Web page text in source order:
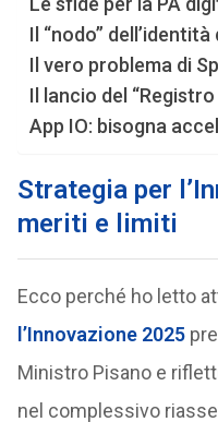
Il “nodo”
Il vero problema di
Il lancio del
App IO: bisogna
Strategia per
meriti e limiti
Ecco perché ho letto
l’Innovazione 2025
Ministro Pisano e
nel complessivo